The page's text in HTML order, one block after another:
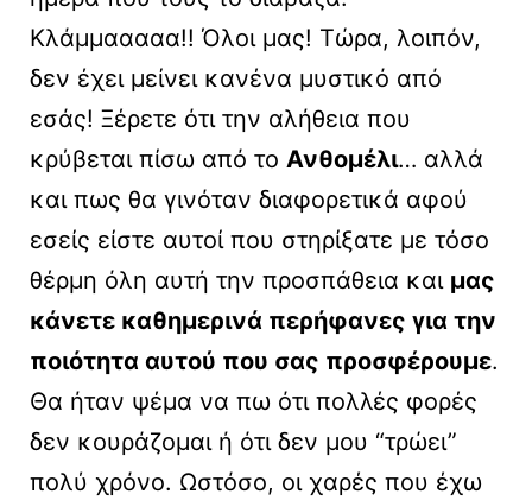
Κλάμμααααα!! Όλοι μας! Τώρα, λοιπόν,
δεν έχει μείνει κανένα μυστικό από
εσάς! Ξέρετε ότι την αλήθεια που
κρύβεται πίσω από το Ανθομέλι… αλλά
και πως θα γινόταν διαφορετικά αφού
εσείς είστε αυτοί που στηρίξατε με τόσο
θέρμη όλη αυτή την προσπάθεια και μας
κάνετε καθημερινά περήφανες για την
ποιότητα αυτού που σας προσφέρουμε.
Θα ήταν ψέμα να πω ότι πολλές φορές
δεν κουράζομαι ή ότι δεν μου “τρώει”
πολύ χρόνο. Ωστόσο, οι χαρές που έχω